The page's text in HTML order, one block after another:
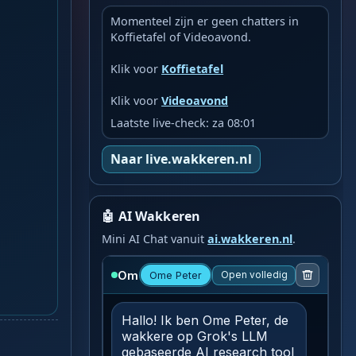
Momenteel zijn er geen chatters in
Koffietafel of Videoavond.
Klik voor Koffietafel
Klik voorVideoavond
Laatste live-check: za 08:01
Naar live.wakkeren.nl
🤖 AI Wakkeren
Mini AI Chat vanuitai.wakkeren.nl.